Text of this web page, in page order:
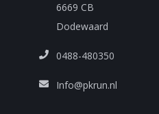
6669 CB
Dodewaard
0488-480350
Info@pkrun.nl